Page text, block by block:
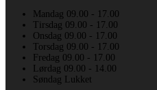
Mandag 09.00 - 17.00
Tirsdag 09.00 - 17.00
Onsdag 09.00 - 17.00
Torsdag 09.00 - 17.00
Fredag 09.00 - 17.00
Lørdag 09.00 - 14.00
Søndag Lukket